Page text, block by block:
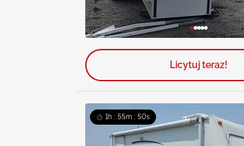
Licytuj teraz!
1h : 55m : 49s